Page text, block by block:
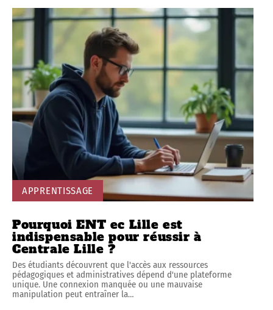
APPRENTISSAGE
Pourquoi ENT ec Lille est
indispensable pour réussir à
Centrale Lille ?
Des étudiants découvrent que l'accès aux ressources
pédagogiques et administratives dépend d'une plateforme
unique. Une connexion manquée ou une mauvaise
manipulation peut entraîner la…